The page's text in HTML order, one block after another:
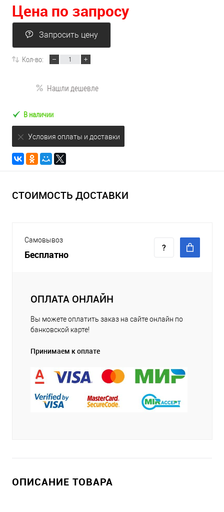
Цена по запросу
Запросить цену
Кол-во:
Нашли дешевле
В наличии
Условия оплаты и доставки
СТОИМОСТЬ ДОСТАВКИ
Самовывоз
Бесплатно
ОПЛАТА ОНЛАЙН
Вы можете оплатить заказ на сайте онлайн по
банковской карте!
Принимаем к оплате
ОПИСАНИЕ ТОВАРА